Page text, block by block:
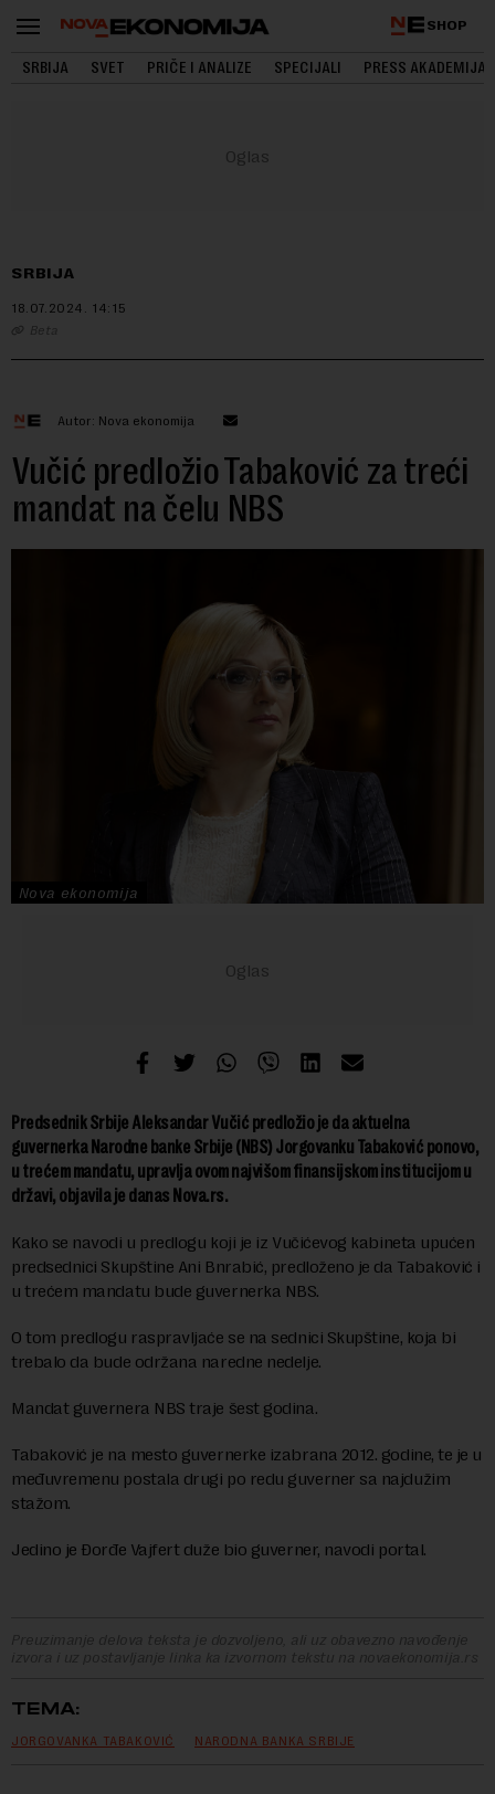
SHOP
SRBIJA SVET PRIČE I ANALIZE SPECIJALI PRESS AKADEMIJA
SRBIJA
18.07.2024. 14:15
Beta
Autor: Nova ekonomija
Vučić predložio Tabaković za treći
mandat na čelu NBS
Nova ekonomija
Predsednik Srbije Aleksandar Vučić predložio je da aktuelna
guvernerka Narodne banke Srbije (NBS) Jorgovanku Tabaković ponovo,
u trećem mandatu, upravlja ovom najvišom finansijskom institucijom u
državi, objavila je danas Nova.rs.
Kako se navodi u predlogu koji je iz Vučićevog kabineta upućen
predsednici Skupštine Ani Bnrabić, predloženo je da Tabaković i
u trećem mandatu bude guvernerka NBS.
O tom predlogu raspravljaće se na sednici Skupštine, koja bi
trebalo da bude održana naredne nedelje.
Mandat guvernera NBS traje šest godina.
Tabaković je na mesto guvernerke izabrana 2012. godine, te je u
međuvremenu postala drugi po redu guverner sa najdužim
stažom.
Jedino je Đorđe Vajfert duže bio guverner, navodi portal.
Preuzimanje delova teksta je dozvoljeno, ali uz obavezno navođenje
izvora i uz postavljanje linka ka izvornom tekstu na novaekonomija.rs
TEMA:
JORGOVANKA TABAKOVIĆ NARODNA BANKA SRBIJE